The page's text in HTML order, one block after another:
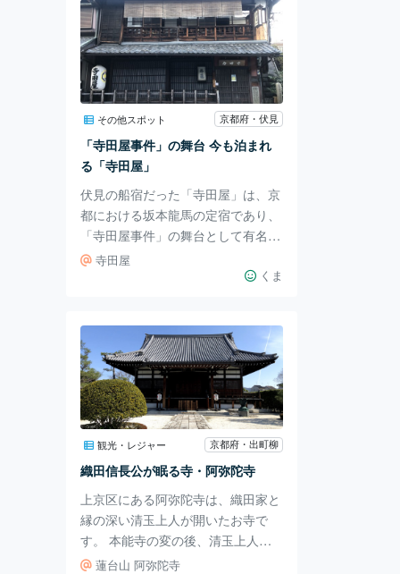
麿所縁 塩谷平助宅跡伝承地」、東
側には「池田屋事件 望月亀弥太終
焉伝承地」とあり、石碑の横にある
説明板には寺島忠三郎の名も見られ
ます。 少々情報が渋滞しています
が、久坂玄瑞と吉田稔麿は長州藩出
身の勤王の志士で、吉田松陰門下の
四天王とうたわれた人物です。寺島
忠三郎も長州出身
その他スポット 京都府・伏見
「寺田屋事件」の舞台 今も泊まれ
る「寺田屋」
伏見の船宿だった「寺田屋」は、京
都における坂本龍馬の定宿であり、
「寺田屋事件」の舞台として有名で
す。 「寺田屋事件」と呼ばれる事
件は2つあります。 1つは薩摩藩の
動」。 もう1つが伏見奉行所の捕り
方に龍馬が襲撃された別名「寺田屋
遭難」「坂本龍馬襲撃事件」です。
当時の建物は鳥羽・伏見の戦いの際
に消失しましたが、明治時代に隣の
敷地に再建された建物が今に残りま
す。 再建とはいえ、事件当時の
「弾痕」「刀傷」とされるものや
「寺田屋遭難」の際にお
寺田屋
くま
観光・レジャー 京都府・出町柳
織田信長公が眠る寺・阿弥陀寺
上京区にある阿弥陀寺は、織田家と
縁の深い清玉上人が開いたお寺で
す。 本能寺の変の後、清玉上人が
信長の遺体を運び出して阿弥陀寺に
蓮台山 阿弥陀寺